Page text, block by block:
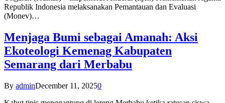
Republik Indonesia melaksanakan Pemantauan dan Evaluasi
(Monev)…
Menjaga Bumi sebagai Amanah: Aksi
Ekoteologi Kemenag Kabupaten
Semarang dari Merbabu
By adminDecember 11, 20250